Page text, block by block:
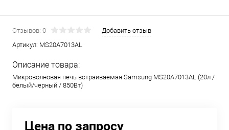
Отзывов: 0
Добавить отзыв
Артикул: MS20A7013AL
Описание товара:
Микроволновая печь встраиваемая Samsung MS20A7013AL (20л /
белый/черный / 850Вт)
Цена по запросу